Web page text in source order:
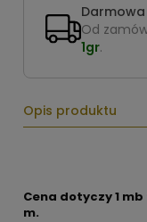
Od
1gr.
Opis produktu
Cena dotyczy 1
m.